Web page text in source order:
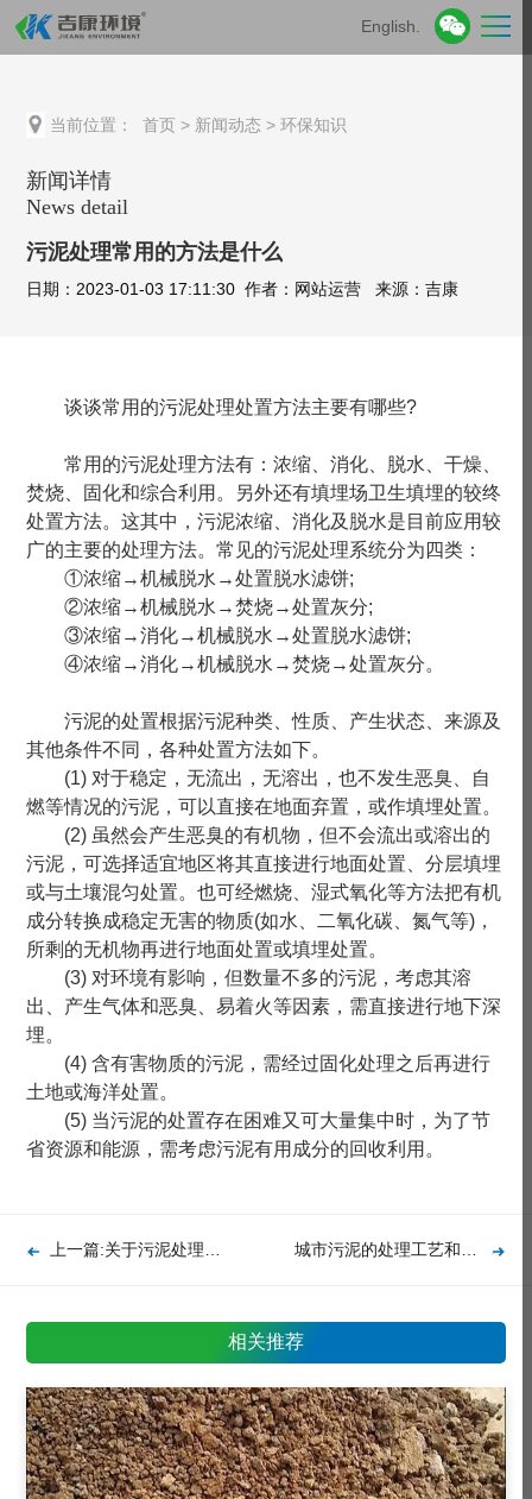
English.
当前位置： 首页 > 新闻动态 >环保知识
新闻详情
News detail
污泥处理常用的方法是什么
日期：2023-01-03 17:11:30 作者：网站运营 来源：吉康
谈谈常用的污泥处理处置方法主要有哪些?
常用的污泥处理方法有：浓缩、消化、脱水、干燥、
焚烧、固化和综合利用。另外还有填埋场卫生填埋的较终
处置方法。这其中，污泥浓缩、消化及脱水是目前应用较
广的主要的处理方法。常见的污泥处理系统分为四类：
①浓缩→机械脱水→处置脱水滤饼;
②浓缩→机械脱水→焚烧→处置灰分;
③浓缩→消化→机械脱水→处置脱水滤饼;
④浓缩→消化→机械脱水→焚烧→处置灰分。
污泥的处置根据污泥种类、性质、产生状态、来源及
其他条件不同，各种处置方法如下。
(1) 对于稳定，无流出，无溶出，也不发生恶臭、自
燃等情况的污泥，可以直接在地面弃置，或作填埋处置。
(2) 虽然会产生恶臭的有机物，但不会流出或溶出的
污泥，可选择适宜地区将其直接进行地面处置、分层填埋
或与土壤混匀处置。也可经燃烧、湿式氧化等方法把有机
成分转换成稳定无害的物质(如水、二氧化碳、氮气等)，
所剩的无机物再进行地面处置或填埋处置。
(3) 对环境有影响，但数量不多的污泥，考虑其溶
出、产生气体和恶臭、易着火等因素，需直接进行地下深
埋。
(4) 含有害物质的污泥，需经过固化处理之后再进行
土地或海洋处置。
(5) 当污泥的处置存在困难又可大量集中时，为了节
省资源和能源，需考虑污泥有用成分的回收利用。
相关推荐